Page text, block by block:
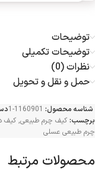
توضیحات
توضیحات تکمیلی
نظرات (0)
حمل و نقل و تحویل
شناسه محصول: 1160901-1
برچسب: کیف چرم طبیعی, کیف
چرم طبیعی عسلی
محصولات مرتبط